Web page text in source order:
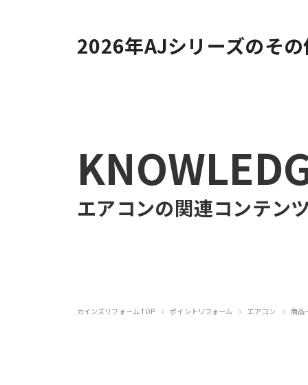
2026年AJシリーズのそ
エアコンの関連コンテンツ
カインズリフォーム TOP › ポイントリフォーム › エアコン › 商品